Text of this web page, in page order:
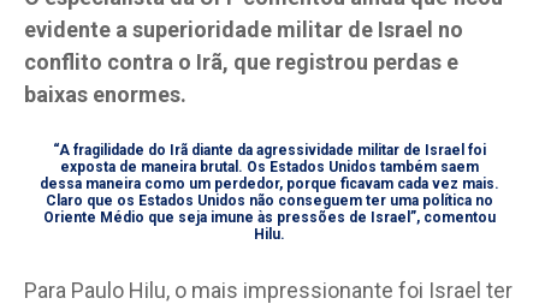
evidente a superioridade militar de Israel no
conflito contra o Irã, que registrou perdas e
baixas enormes.
“A fragilidade do Irã diante da agressividade militar de Israel foi
exposta de maneira brutal. Os Estados Unidos também saem
dessa maneira como um perdedor, porque ficavam cada vez mais.
Claro que os Estados Unidos não conseguem ter uma política no
Oriente Médio que seja imune às pressões de Israel”, comentou
Hilu.
Para Paulo Hilu, o mais impressionante foi Israel ter